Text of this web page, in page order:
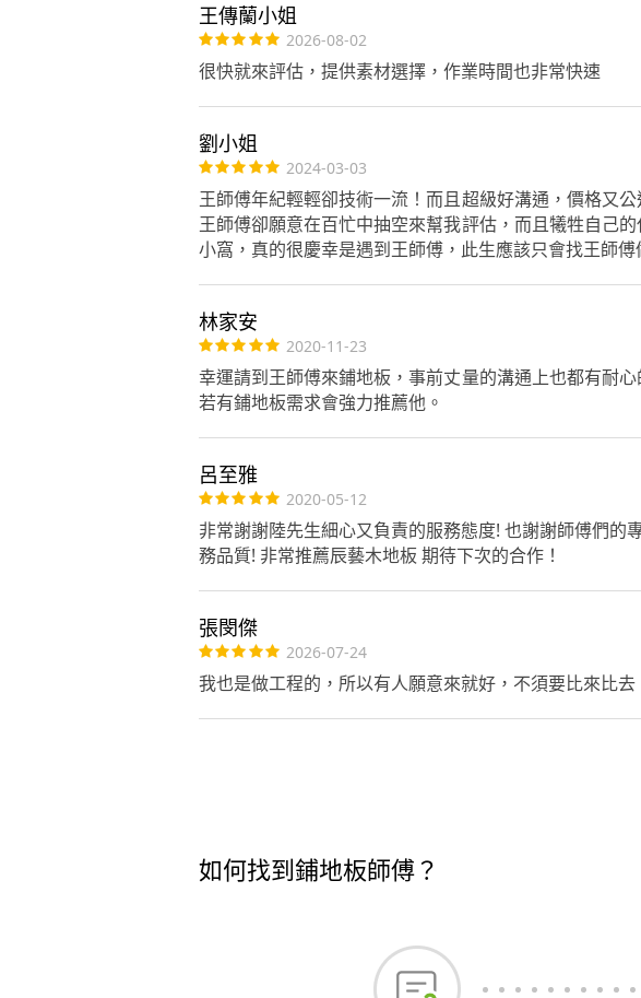
王傳蘭小姐
2026-08-02
很快就來評估，提供素材選擇，作業時間也非常快速
劉小姐
2024-03-03
王師傅年紀輕輕卻技術一流！而且超級好溝通，價格又
王師傅卻願意在百忙中抽空來幫我評估，而且犧牲自己
小窩，真的很慶幸是遇到王師傅，此生應該只會找王師傅
林家安
2020-11-23
幸運請到王師傅來鋪地板，事前丈量的溝通上也都有耐
若有鋪地板需求會強力推薦他。
呂至雅
2020-05-12
非常謝謝陸先生細心又負責的服務態度! 也謝謝師傅們
務品質! 非常推薦辰藝木地板 期待下次的合作！
張閔傑
2026-07-24
我也是做工程的，所以有人願意來就好，不須要比來比
如何找到鋪地板師傅？